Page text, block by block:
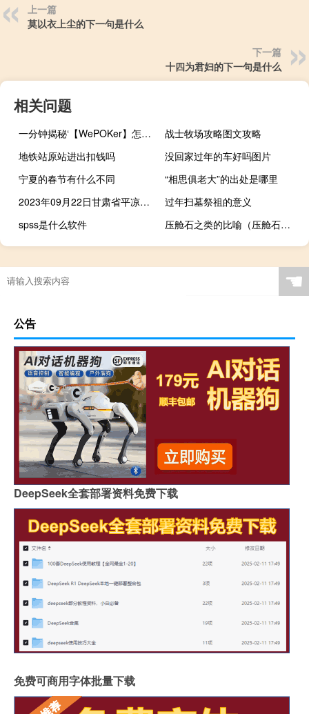
上一篇
莫以衣上尘的下一句是什么
下一篇
十四为君妇的下一句是什么
相关问题
一分钟揭秘‘【WePOKer】怎么开透视作弊”其实真的有挂
战士牧场攻略图文攻略
地铁站原站进出扣钱吗
没回家过年的车好吗图片
宁夏的春节有什么不同
“相思俱老大”的出处是哪里
2023年09月22日甘肃省平凉市疫情大数据-今日/今天疫情全网搜索最新实时消息动态情况通知播报
过年扫墓祭祖的意义
spss是什么软件
压舱石之类的比喻（压舱石比喻什么）
☚
公告
DeepSeek全套部署资料免费下载
免费可商用字体批量下载